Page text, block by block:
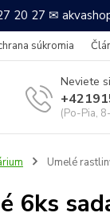
20 27 ✉
súkromia
Neviete
(Po-Pia,
Umelé
6ks